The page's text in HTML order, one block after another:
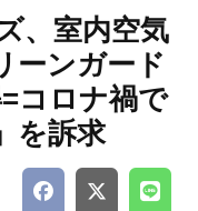
、室内空気
ーンガード
コロナ禍で
を訴求